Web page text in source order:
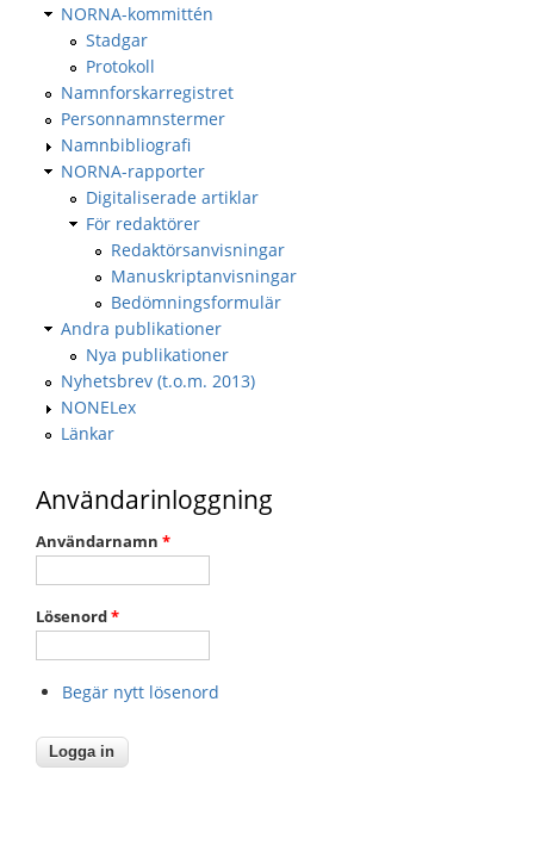
NORNA-kommittén
Stadgar
Protokoll
Namnforskarregistret
Personnamnstermer
Namnbibliografi
NORNA-rapporter
Digitaliserade artiklar
För redaktörer
Redaktörsanvisningar
Manuskriptanvisningar
Bedömningsformulär
Andra publikationer
Nya publikationer
Nyhetsbrev (t.o.m. 2013)
NONELex
Länkar
Användarinloggning
Användarnamn *
Lösenord*
Begär nytt lösenord